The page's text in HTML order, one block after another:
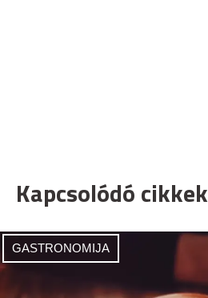
Kapcsolódó cikkek
GASTRONOMIJA